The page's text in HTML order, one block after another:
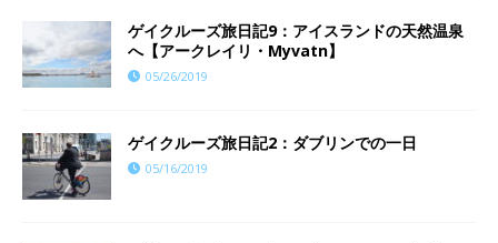
ゲイクルーズ旅日記9：アイスランドの天然温泉
へ【アークレイリ・Myvatn】
05/26/2019
ゲイクルーズ旅日記2：ダブリンでの一日
05/16/2019